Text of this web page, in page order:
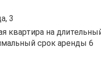
3
квартира на
срок аренды 6